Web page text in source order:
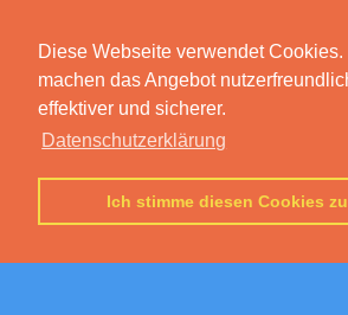
Diese Webseite verwendet Cookies.
machen das Angebot
effektiver und sicherer.
Datenschutzerklärung
Ich stimme diesen Cookies zu